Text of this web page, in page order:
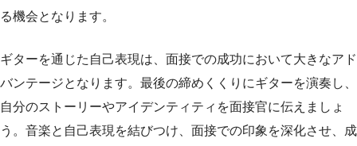
る機会となります。
ギターを通じた自己表現は、面接での成功において大きなアド
バンテージとなります。最後の締めくくりにギターを演奏し、
自分のストーリーやアイデンティティを面接官に伝えましょ
う。音楽と自己表現を結びつけ、面接での印象を深化させ、成